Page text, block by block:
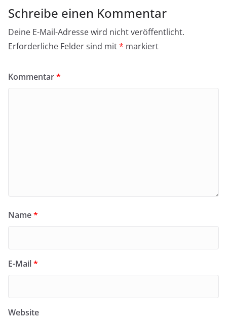
Schreibe einen Kommentar
Deine E-Mail-Adresse wird nicht veröffentlicht.
Erforderliche Felder sind mit* markiert
Kommentar*
Name*
E-Mail*
Website